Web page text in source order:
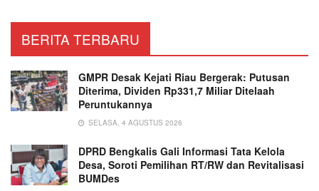
BERITA TERBARU
GMPR Desak Kejati Riau Bergerak: Putusan
Diterima, Dividen Rp331,7 Miliar Ditelaah
Peruntukannya
SELASA, 4 AGUSTUS 2026
DPRD Bengkalis Gali Informasi Tata Kelola
Desa, Soroti Pemilihan RT/RW dan Revitalisasi
BUMDes